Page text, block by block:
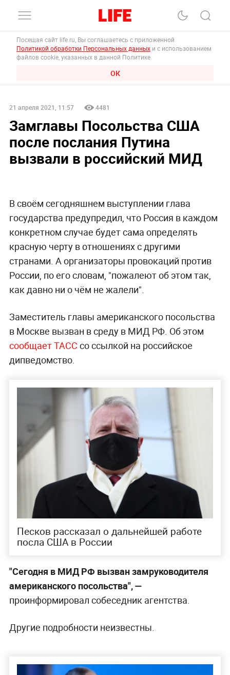
Посещая сайт life.ru, Вы соглашаетесь с приложенной
Политикой обработки Персональных данных и с использованием
файлов cookie, указанных в данной Политике.
ОК
21 апреля 2021, 11:57 4481
Замглавы Посольства США
после послания Путина
вызвали в российский МИД
В своём сегодняшнем выступлении глава
государства предупредил, что Россия в каждом
конкретном случае будет сама определять
красную черту в отношениях с другими
странами. А организаторы провокаций против
России, по его словам, "пожалеют об этом так,
как давно ни о чём не жалели".
Заместитель главы американского посольства
в Москве вызван в среду в МИД РФ. Об этом
сообщает ТАСС со ссылкой на российское
дипведомство.
Песков рассказал о дальнейшей работе
посла США в России
"Сегодня в МИД РФ вызван замруководителя
американского посольства", —
проинформировал собеседник агентства.
Другие подробности неизвестны.